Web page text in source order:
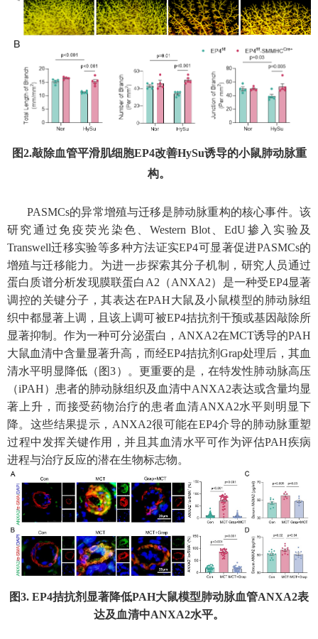
图2.敲除血管平滑肌细胞EP4改善HySu诱导的小鼠肺动脉重
构。
PASMCs的异常增殖与迁移是肺动脉重构的核心事件。该
研究通过免疫荧光染色、Western Blot、EdU 掺入实验及
Transwell迁移实验等多种方法证实EP4可显著促进PASMCs的
增殖与迁移能力。为进一步探索其分子机制，研究人员通过
蛋白质谱分析发现膜联蛋白 A2 （ANXA2）是一种受EP4显著
调控的关键分子，其表达在PAH大鼠及小鼠模型的肺动脉组
织中都显著上调，且该上调可被EP4拮抗剂干预或基因敲除所
显著抑制。作为一种可分泌蛋白， ANXA2在MCT诱导的PAH
大鼠血清中含量显著升高，而经EP4拮抗剂 Grap处理后，其血
清水平明显降低（图3）。更重要的是，在特发性肺动脉高压
（iPAH）患者的肺动脉组织及血清中ANXA2表达或含量均显
著上升，而接受药物治疗的患者血清ANXA2水平则明显下
降。这些结果提示， ANXA2很可能在EP4介导的肺动脉重塑
过程中发挥关键作用，并且其血清水平可作为评估PAH疾病
进程与治疗反应的潜在生物标志物。
图3. EP4拮抗剂显著降低PAH大鼠模型肺动脉血管ANXA2表
达及血清中ANXA2水平。